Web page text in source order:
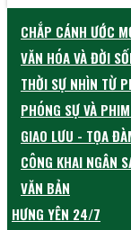
CHẮP CÁNH ƯỚC
VĂN HÓA VÀ ĐỜI
THỜI SỰ NHÌN TỪ
PHÓNG SỰ VÀ
GIAO LƯU - TỌA
CÔNG KHAI NGÂN
VĂN BẢN
HƯNG YÊN 24/7